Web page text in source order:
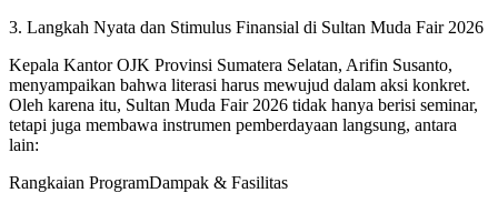
​3. Langkah Nyata dan Stimulus Finansial di Sultan Muda Fair 2026
​Kepala Kantor OJK Provinsi Sumatera Selatan, Arifin Susanto,
menyampaikan bahwa literasi harus mewujud dalam aksi konkret.
Oleh karena itu, Sultan Muda Fair 2026 tidak hanya berisi seminar,
tetapi juga membawa instrumen pemberdayaan langsung, antara
lain:
Rangkaian ProgramDampak & Fasilitas